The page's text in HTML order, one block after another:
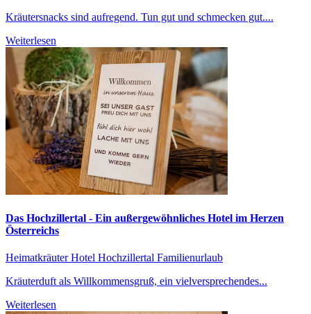
Kräutersnacks sind aufregend. Tun gut und schmecken gut....
Weiterlesen
Das Hochzillertal - Ein außergewöhnliches Hotel im Herzen
Österreichs
Heimatkräuter Hotel Hochzillertal Familienurlaub
Kräuterduft als Willkommensgruß, ein vielversprechendes...
Weiterlesen